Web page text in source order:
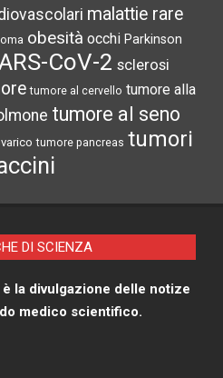
malattie rare
obesità occhi Parkinson
CoV-2 sclerosi
tumore al cervello tumore alla
tumore al seno
tumore pancreas tumori
DI SCIENZA
la divulgazione delle notize
medico scientifico.